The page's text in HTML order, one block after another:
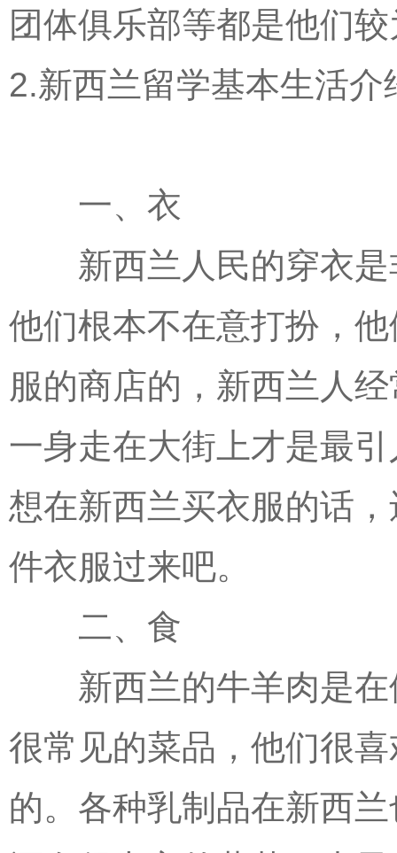
团体俱乐部等都是他们
2.新西兰留学基本生活介
一、衣
新西兰人民的穿衣是
他们根本不在意打扮，
服的商店的，新西兰人
一身走在大街上才是最
想在新西兰买衣服的话
件衣服过来吧。
二、食
新西兰的牛羊肉是在
很常见的菜品，他们很
的。各种乳制品在新西